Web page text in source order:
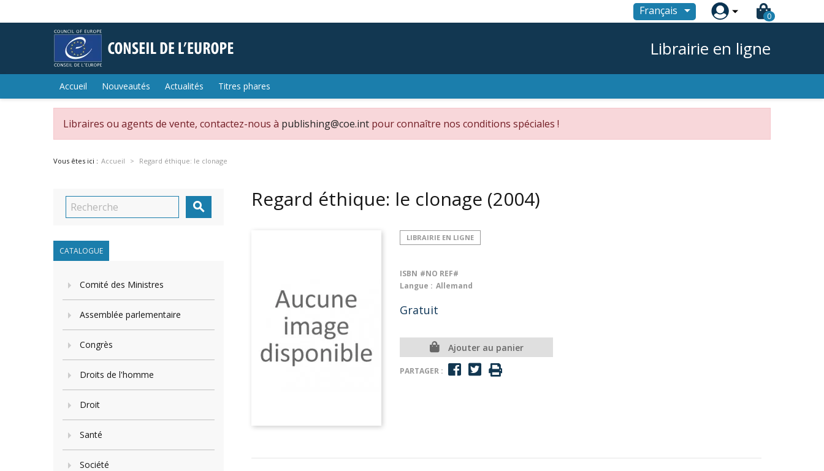
Français  0
Librairie en ligne
Accueil Nouveautés Actualités Titres phares
Libraires ou agents de vente, contactez-nous à publishing@coe.int pour connaître nos conditions spéciales !
Vous êtes ici : Accueil Regard éthique: le clonage

CATALOGUE
Comité des Ministres
Assemblée parlementaire
Congrès
Droits de l'homme
Droit
Santé
Société
Regard éthique: le clonage (2004)
LIBRAIRIE EN LIGNE
ISBN #NO REF#
Langue : Allemand
Gratuit
Ajouter au panier
PARTAGER :